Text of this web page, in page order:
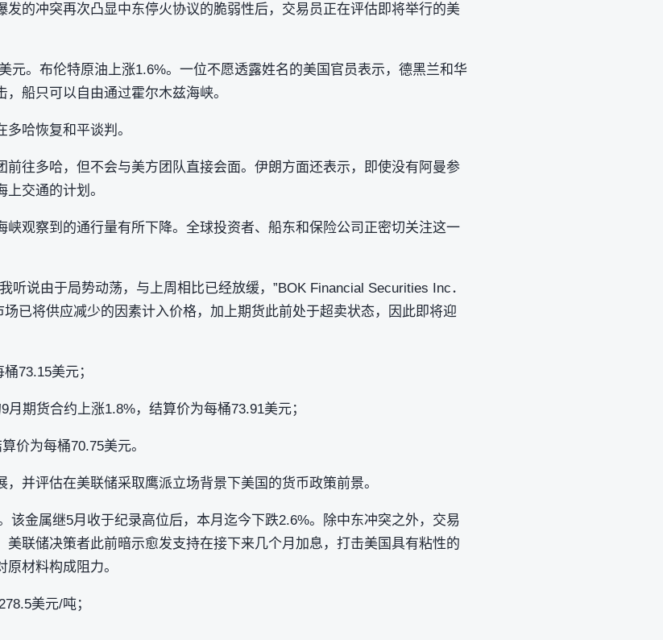
发的冲突再次凸显中东停火协议的脆弱性后，交易员正在评估即将举行的美
元。布伦特原油上涨1.6%。一位不愿透露姓名的美国官员表示，德黑兰和华
船只可以自由通过霍尔木兹海峡。
哈恢复和平谈判。
往多哈，但不会与美方团队直接会面。伊朗方面还表示，即使没有阿曼参
交通的计划。
峡观察到的通行量有所下降。全球投资者、船东和保险公司正密切关注这一
听说由于局势动荡，与上周相比已经放缓，”BOK Financial Securities Inc．
已将供应减少的因素计入价格，加上期货此前处于超卖状态，因此即将迎
73.15美元；
期货合约上涨1.8%，结算价为每桶73.91美元；
价为每桶70.75美元。
并评估在美联储采取鹰派立场背景下美国的货币政策前景。
该金属继5月收于纪录高位后，本月迄今下跌2.6%。除中东冲突之外，交易
美联储决策者此前暗示愈发支持在接下来几个月加息，打击美国具有粘性的
材料构成阻力。
美元/吨；